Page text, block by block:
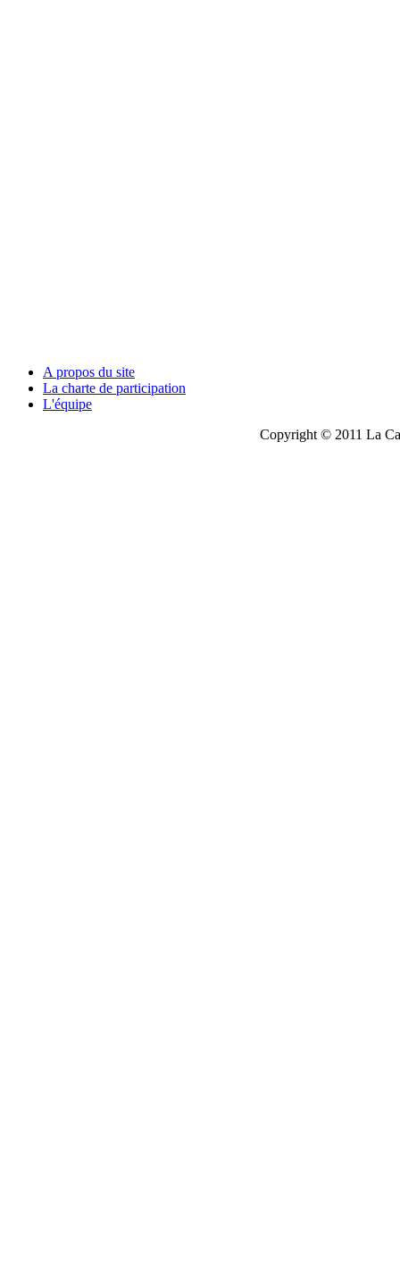
A propos du site
La charte de participation
L'équipe
Copyright © 2011 La